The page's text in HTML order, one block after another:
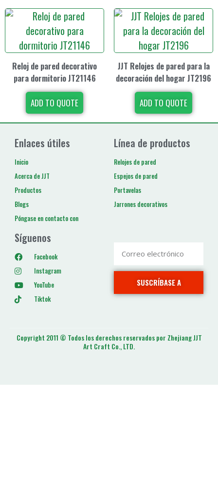
Reloj de pared decorativo
para dormitorio JT21146
ADD TO QUOTE
JJT Relojes de pared para la
decoración del hogar JT2196
ADD TO QUOTE
Enlaces útiles
Inicio
Acerca de JJT
Productos
Blogs
Póngase en contacto con
Línea de productos
Relojes de pared
Espejos de pared
Portavelas
Jarrones decorativos
Síguenos
Facebook
Instagram
YouTube
Tiktok
SUSCRÍBASE A
Copyright 2011 © Todos los derechos reservados por Zhejiang JJT
Art Craft Co., LTD.